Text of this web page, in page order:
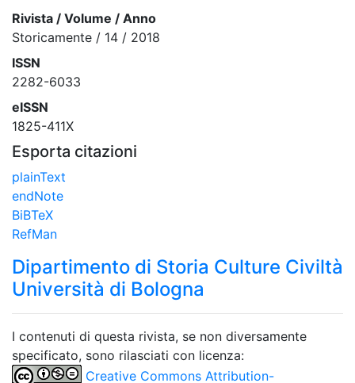
Rivista / Volume / Anno
Storicamente / 14 / 2018
ISSN
2282-6033
eISSN
1825-411X
Esporta citazioni
plainText
endNote
BiBTeX
RefMan
Dipartimento di Storia Culture Civiltà
Università di Bologna
I contenuti di questa rivista, se non diversamente
specificato, sono rilasciati con licenza:
Creative Commons Attribution-